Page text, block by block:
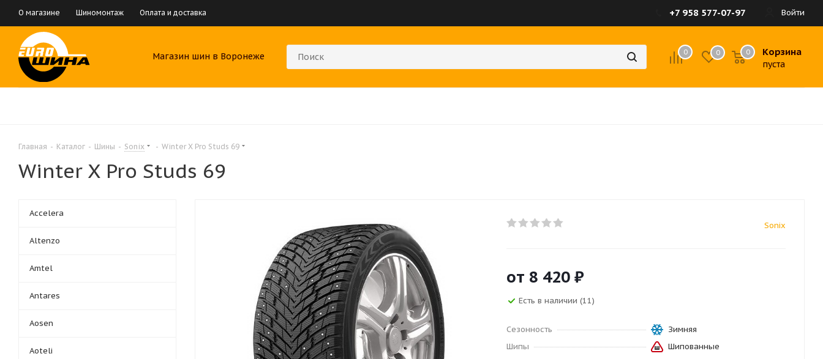
О магазине Шиномонтаж Оплата и доставка Войти
+7 958 577-07-97
Магазин шин в Воронеже 0 0 Корзина
пуста
0
Главная - Каталог - Шины - Sonix - Winter X Pro Studs 69
Winter X Pro Studs 69
Sonix
от 8 420 ₽
Есть в наличии (11)
Сезонность
Зимняя
Шипы
Шипованные
Accelera
Altenzo
Amtel
Antares
Aosen
Aoteli